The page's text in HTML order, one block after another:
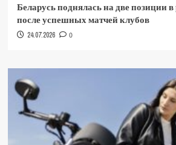
Беларусь поднялась на две позиции
после успешных матчей клубов
24.07.2026 0